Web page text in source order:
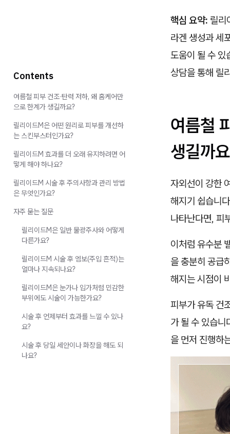
핵심 요약: 릴리
라겐 생성과 세
도움이 될 수 있
상담을 통해 릴
여름철
생길까
자외선이 강한
해지기 쉽습니
나타난다면, 피
이처럼 유수분
을 충분히 공급
해지는 시점이
피부가 유독 건
가 될 수 있습니
을 먼저 진행하
Contents
여름철 피부 건조·탄력 저하, 왜 홈케어만
으로 한계가 생길까요?
릴리이드M은 어떤 원리로 피부를 개선하
는 스킨부스터인가요?
릴리이드M 효과를 더 오래 유지하려면 어
떻게 해야 하나요?
릴리이드M 시술 후 주의사항과 관리 방법
은 무엇인가요?
자주 묻는 질문
릴리이드M은 일반 물광주사와 어떻게
다른가요?
릴리이드M 시술 후 엠보(주입 흔적)는
얼마나 지속되나요?
릴리이드M은 눈가나 입가처럼 민감한
부위에도 시술이 가능한가요?
시술 후 언제부터 효과를 느낄 수 있나
요?
시술 후 당일 세안이나 화장을 해도 되
나요?